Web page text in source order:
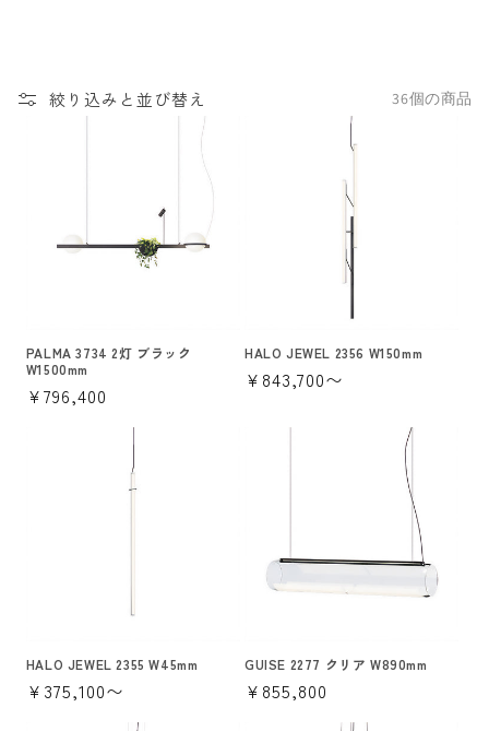
絞り込みと並び替え 36個の商品
PALMA 3734 2灯 ブラック
W1500mm
通
¥796,400
HALO JEWEL 2356 W150mm
通
¥843,700〜
HALO JEWEL 2355 W45mm
通
¥375,100〜
GUISE 2277 クリア W890mm
通
¥855,800